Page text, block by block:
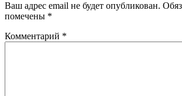
Ваш адрес email не будет опубликован.
помечены *
Комментарий *